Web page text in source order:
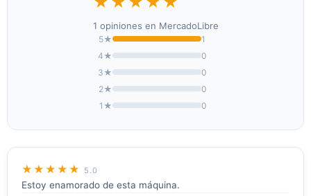
1 opiniones en MercadoLibre
5★
1
4★
0
3★
0
2★
0
1★
0
★★★★★ 5.0
Estoy enamorado de esta máquina.